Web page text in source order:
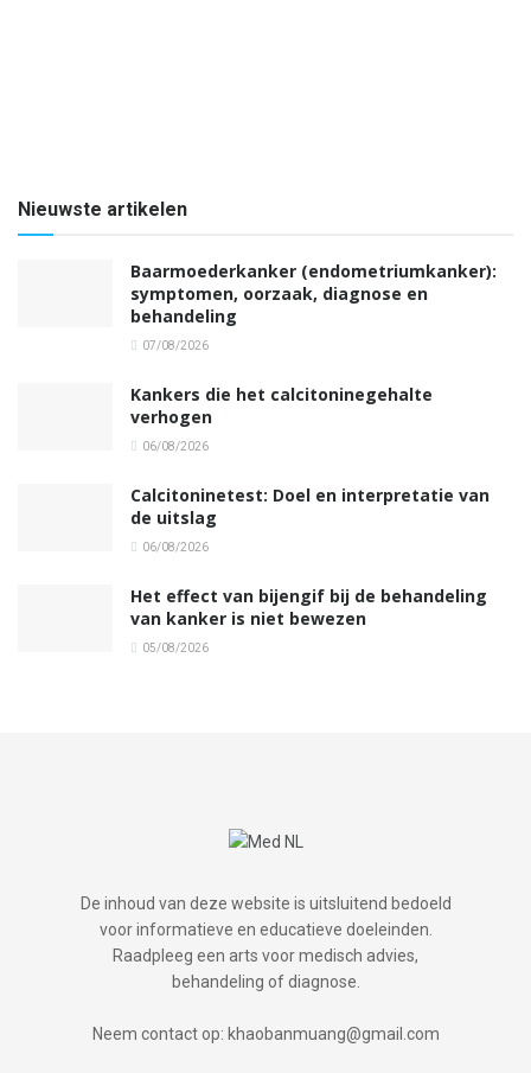
Nieuwste artikelen
Baarmoederkanker (endometriumkanker):
symptomen, oorzaak, diagnose en
behandeling
07/08/2026
Kankers die het calcitoninegehalte
verhogen
06/08/2026
Calcitoninetest: Doel en interpretatie van
de uitslag
06/08/2026
Het effect van bijengif bij de behandeling
van kanker is niet bewezen
05/08/2026
De inhoud van deze website is uitsluitend bedoeld
voor informatieve en educatieve doeleinden.
Raadpleeg een arts voor medisch advies,
behandeling of diagnose.
Neem contact op: khaobanmuang@gmail.com